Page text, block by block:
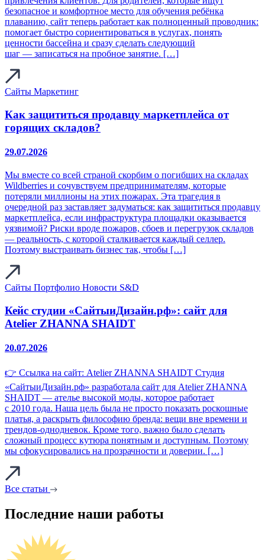
безопасное и комфортное место для обучения ребёнка
плаванию, сайт теперь работает как полноценный проводник:
помогает быстро сориентироваться в услугах, понять
ценности бассейна и сразу сделать следующий
шаг — записаться на пробное занятие. […]
Сайты Маркетинг
Как защититься продавцу маркетплейса от
горящих складов?
29.07.2026
Мы вместе со всей страной скорбим о погибших на складах
Wildberries и сочувствуем предпринимателям, которые
потеряли миллионы на этих пожарах. Эта трагедия в
очередной раз заставляет задуматься: как защититься продавцу
маркетплейса, если инфраструктура площадки оказывается
уязвимой? Риски вроде пожаров, сбоев и перегрузок складов
— реальность, с которой сталкивается каждый селлер.
Поэтому выстраивать бизнес так, чтобы […]
Сайты Портфолио Новости S&D
Кейс студии «СайтыиДизайн.рф»: сайт для
Atelier ZHANNA SHAIDT
20.07.2026
👉 Ссылка на сайт: Atelier ZHANNA SHAIDT Студия
«СайтыиДизайн.рф» разработала сайт для Atelier ZHANNA
SHAIDT — ателье высокой моды, которое работает
с 2010 года. Наша цель была не просто показать роскошные
платья, а раскрыть философию бренда: вещи вне времени и
трендов‑однодневок. Кроме того, важно было сделать
сложный процесс кутюра понятным и доступным. Поэтому
мы сфокусировались на прозрачности и доверии. […]
Все статьи
Последние наши работы